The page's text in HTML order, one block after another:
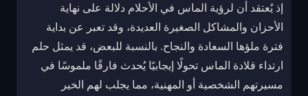
إذ يُعتقد أن لرؤية الماس في الأحلام دلالة على نهاية
الأحزان والمشاكل الصغيرة العديدة، وقد تعبر عن بداية
فترة ملؤها السعادة والنجاح. بالنسبة للبعض، قد يمثل حلم
ارتداء قلادة الماس تحولًا إيجابيًا يُحدث فارقًا ملموسًا في
مسيرتهم الشخصية أو المهنية، مما يجلب لهم الخير